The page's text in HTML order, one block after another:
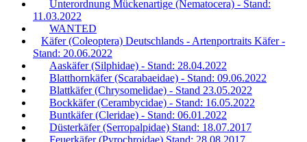
Unterordnung Mückenartige (Nematocera) - Stand:
11.03.2022
WANTED
Käfer (Coleoptera) Deutschlands - Artenportraits Käfer -
Stand: 20.06.2022
Aaskäfer (Silphidae) - Stand: 28.04.2022
Blatthornkäfer (Scarabaeidae) - Stand: 09.06.2022
Blattkäfer (Chrysomelidae) - Stand 23.05.2022
Bockkäfer (Cerambycidae) - Stand: 16.05.2022
Buntkäfer (Cleridae) - Stand: 06.01.2022
Düsterkäfer (Serropalpidae) Stand: 18.07.2017
Feuerkäfer (Pyrochroidae) Stand: 28.08.2017